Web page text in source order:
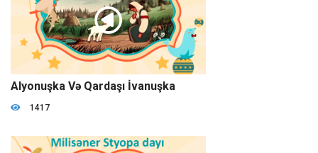
10:11
Alyonuşka Və Qardaşı İvanuşka
1417